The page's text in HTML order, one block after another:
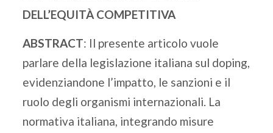
DELL’EQUITÀ COMPETITIVA
ABSTRACT: Il presente articolo vuole
parlare della legislazione italiana sul doping,
evidenziandone l’impatto, le sanzioni e il
ruolo degli organismi internazionali. La
normativa italiana, integrando misure